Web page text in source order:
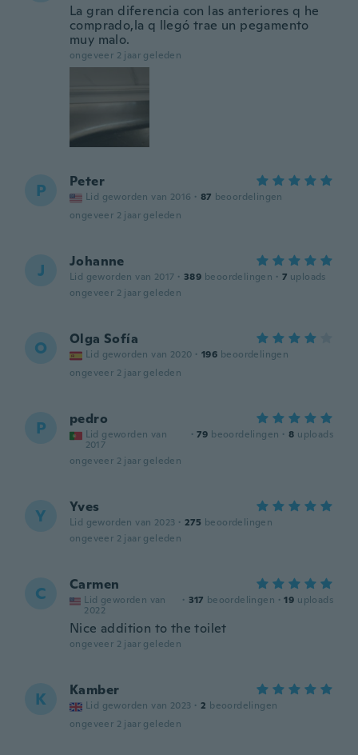
La gran diferencia con las anteriores q he
comprado,la q llegó trae un pegamento
muy malo.
ongeveer 2 jaar geleden
P Peter
Lid geworden van 2016 · 87 beoordelingen
ongeveer 2 jaar geleden
J Johanne
Lid geworden van 2017 · 389 beoordelingen · 7 uploads
ongeveer 2 jaar geleden
O Olga Sofía
Lid geworden van 2020 · 196 beoordelingen
ongeveer 2 jaar geleden
P pedro
Lid geworden van
2017
· 79 beoordelingen · 8 uploads
ongeveer 2 jaar geleden
Y Yves
Lid geworden van 2023 · 275 beoordelingen
ongeveer 2 jaar geleden
C Carmen
Lid geworden van
2022
· 317 beoordelingen · 19 uploads
Nice addition to the toilet
ongeveer 2 jaar geleden
K Kamber
Lid geworden van 2023 · 2 beoordelingen
ongeveer 2 jaar geleden